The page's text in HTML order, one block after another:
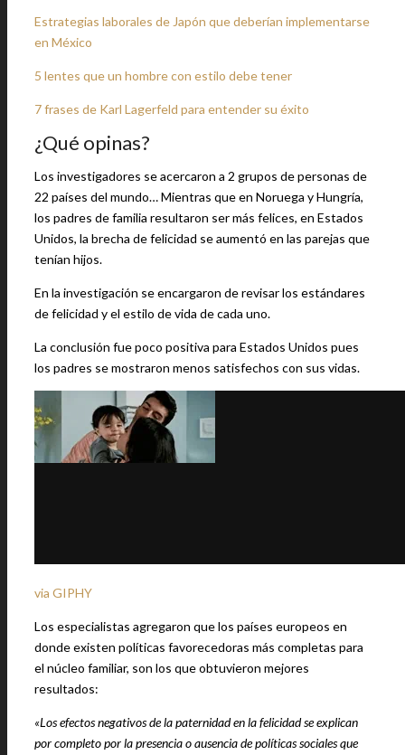
Estrategias laborales de Japón que deberían implementarse
en México
5 lentes que un hombre con estilo debe tener
7 frases de Karl Lagerfeld para entender su éxito
¿Qué opinas?
Los investigadores se acercaron a 2 grupos de personas de
22 países del mundo… Mientras que en Noruega y Hungría,
los padres de familia resultaron ser más felices, en Estados
Unidos, la brecha de felicidad se aumentó en las parejas que
tenían hijos.
En la investigación se encargaron de revisar los estándares
de felicidad y el estilo de vida de cada uno.
La conclusión fue poco positiva para Estados Unidos pues
los padres se mostraron menos satisfechos con sus vidas.
via GIPHY
Los especialistas agregaron que los países europeos en
donde existen políticas favorecedoras más completas para
el núcleo familiar, son los que obtuvieron mejores
resultados:
«Los efectos negativos de la paternidad en la felicidad se explican
por completo por la presencia o ausencia de políticas sociales que